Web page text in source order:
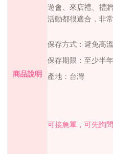
商品說明
遊會、來店禮、禮
活動都很適合，非
保存方式：避免高
保存期限：至少半年
產地：台灣
可接急單，可先詢